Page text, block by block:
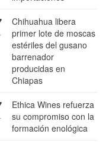
Chihuahua libera
primer lote de moscas
estériles del gusano
barrenador
producidas en
Chiapas
Ethica Wines refuerza
su compromiso con la
formación enológica